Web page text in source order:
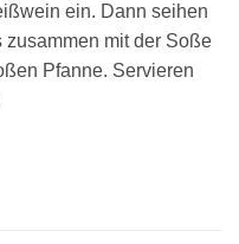
ein. Dann seihen
mit der Soße
Pfanne. Servieren